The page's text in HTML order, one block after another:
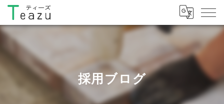
採用ブログ